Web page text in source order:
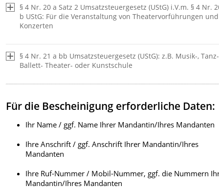
Gebühr: Mindestens 90 €.
§ 4 Nr. 20 a Satz 2 Umsatzsteuergesetz (UStG) i.V.m. § 4 Nr.
b UStG: Für die Veranstaltung von Theatervorführungen und
Konzerten
§ 4 Nr. 21 a bb Umsatzsteuergesetz (UStG): z.B. Musik-,
Ballett- Theater- oder Kunstschule
dienenden Leistungen z.B.als Privatlehrerin oder als
auf einen Beruf oder eine vor einer juristischen
ordnungsgemäß vorbereiten/vorbereitet, also wenn
Vertrag direkt mit der Schülerin oder dem Schüler
Diese Bescheinigung wird vom Niedersächsischen
Für die Bescheinigung erforderliche Daten:
Ihr Name / ggf. Name Ihrer Mandantin/Ihres Mandanten
Ihre Anschrift / ggf. Anschrift Ihrer Mandantin/Ihres
Mandanten
Ihre Ruf-Nummer / Mobil-Nummer, ggf. die Nummern
Mandantin/Ihres Mandanten